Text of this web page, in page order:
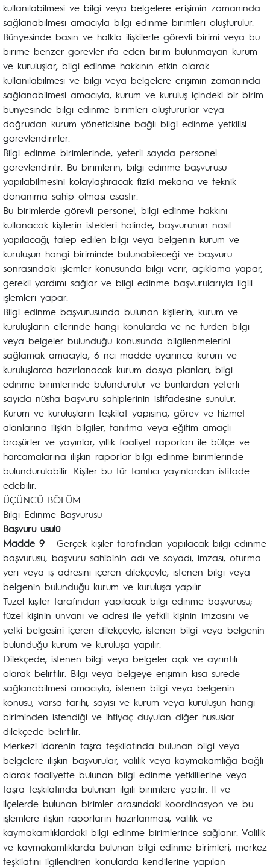
kullanılabilmesi ve bilgi veya belgelere erişimin zamanında
sağlanabilmesi amacıyla bilgi edinme birimleri oluşturulur.
Bünyesinde basın ve halkla ilişkilerle görevli birimi veya bu
birime benzer görevler ifa eden birim bulunmayan kurum
ve kuruluşlar, bilgi edinme hakkının etkin olarak
kullanılabilmesi ve bilgi veya belgelere erişimin zamanında
sağlanabilmesi amacıyla, kurum ve kuruluş içindeki bir birim
bünyesinde bilgi edinme birimleri oluştururlar veya
doğrudan kurum yöneticisine bağlı bilgi edinme yetkilisi
görevlendirirler.
Bilgi edinme birimlerinde, yeterli sayıda personel
görevlendirilir. Bu birimlerin, bilgi edinme başvurusu
yapılabilmesini kolaylaştıracak fiziki mekana ve teknik
donanıma sahip olması esastır.
Bu birimlerde görevli personel, bilgi edinme hakkını
kullanacak kişilerin istekleri halinde, başvurunun nasıl
yapılacağı, talep edilen bilgi veya belgenin kurum ve
kuruluşun hangi biriminde bulunabileceği ve başvuru
sonrasındaki işlemler konusunda bilgi verir, açıklama yapar,
gerekli yardımı sağlar ve bilgi edinme başvurularıyla ilgili
işlemleri yapar.
Bilgi edinme başvurusunda bulunan kişilerin, kurum ve
kuruluşların ellerinde hangi konularda ve ne türden bilgi
veya belgeler bulunduğu konusunda bilgilenmelerini
sağlamak amacıyla, 6 ncı madde uyarınca kurum ve
kuruluşlarca hazırlanacak kurum dosya planları, bilgi
edinme birimlerinde bulundurulur ve bunlardan yeterli
sayıda nüsha başvuru sahiplerinin istifadesine sunulur.
Kurum ve kuruluşların teşkilat yapısına, görev ve hizmet
alanlarına ilişkin bilgiler, tanıtma veya eğitim amaçlı
broşürler ve yayınlar, yıllık faaliyet raporları ile bütçe ve
harcamalarına ilişkin raporlar bilgi edinme birimlerinde
bulundurulabilir. Kişiler bu tür tanıtıcı yayınlardan istifade
edebilir.
ÜÇÜNCÜ BÖLÜM
Bilgi Edinme Başvurusu
Başvuru usulü
Madde 9 - Gerçek kişiler tarafından yapılacak bilgi edinme
başvurusu; başvuru sahibinin adı ve soyadı, imzası, oturma
yeri veya iş adresini içeren dilekçeyle, istenen bilgi veya
belgenin bulunduğu kurum ve kuruluşa yapılır.
Tüzel kişiler tarafından yapılacak bilgi edinme başvurusu;
tüzel kişinin unvanı ve adresi ile yetkili kişinin imzasını ve
yetki belgesini içeren dilekçeyle, istenen bilgi veya belgenin
bulunduğu kurum ve kuruluşa yapılır.
Dilekçede, istenen bilgi veya belgeler açık ve ayrıntılı
olarak belirtilir. Bilgi veya belgeye erişimin kısa sürede
sağlanabilmesi amacıyla, istenen bilgi veya belgenin
konusu, varsa tarihi, sayısı ve kurum veya kuruluşun hangi
biriminden istendiği ve ihtiyaç duyulan diğer hususlar
dilekçede belirtilir.
Merkezi idarenin taşra teşkilatında bulunan bilgi veya
belgelere ilişkin başvurular, valilik veya kaymakamlığa bağlı
olarak faaliyette bulunan bilgi edinme yetkililerine veya
taşra teşkilatında bulunan ilgili birimlere yapılır. İl ve
ilçelerde bulunan birimler arasındaki koordinasyon ve bu
işlemlere ilişkin raporların hazırlanması, valilik ve
kaymakamlıklardaki bilgi edinme birimlerince sağlanır. Valilik
ve kaymakamlıklarda bulunan bilgi edinme birimleri, merkez
teşkilatını ilgilendiren konularda kendilerine yapılan